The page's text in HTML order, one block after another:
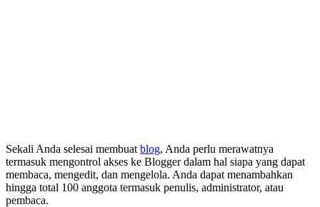
Sekali Anda selesai membuat blog, Anda perlu merawatnya
termasuk mengontrol akses ke Blogger dalam hal siapa yang dapat
membaca, mengedit, dan mengelola. Anda dapat menambahkan
hingga total 100 anggota termasuk penulis, administrator, atau
pembaca.